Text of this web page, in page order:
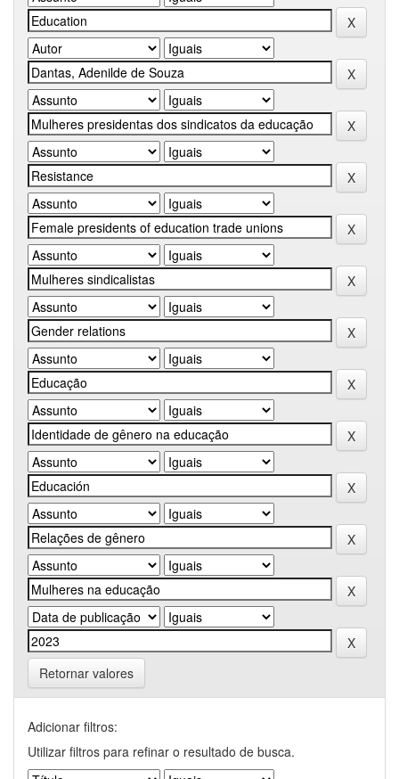
Retornar valores
Adicionar filtros:
Utilizar filtros para refinar o resultado de busca.